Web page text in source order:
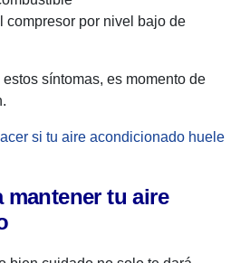
compresor por nivel bajo de
síntomas, es momento de
si tu aire acondicionado huele
mantener tu aire